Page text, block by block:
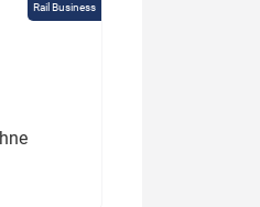
Rail Business